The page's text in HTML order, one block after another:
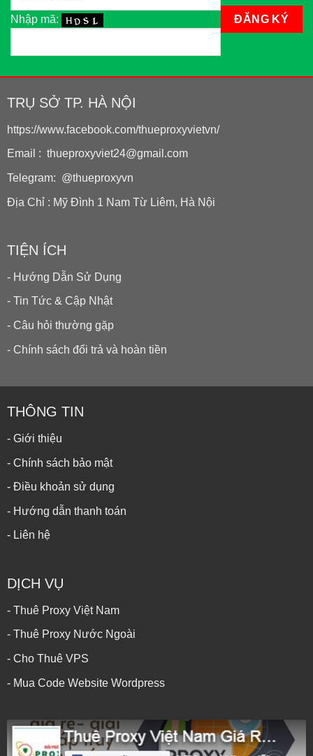
Nhập mã:
TRỤ SỞ TP. HÀ NỘI
https://www.facebook.com/thueproxyvietvn/
Email : thueproxyviet24@gmail.com
Telegram: @thueproxyvn
Địa Chỉ : Mỹ Đình 1 Nam Từ Liêm, Hà Nội
TIỆN ÍCH
- Hướng Dẫn Sử Dụng
- Tin Tức & Cập Nhật
- Câu hỏi thường gặp
- Chính sách đổi trả và hoàn tiền
THÔNG TIN
- Giới thiệu
- Chính sách bảo mật
- Điều khoản sử dụng
- Hướng dẫn thanh toán
- Liên hệ
DỊCH VỤ
- Thuê Proxy Việt Nam
- Thuê Proxy Nước Ngoài
- Cho Thuê VPS
- Mua Code Website Wordpress